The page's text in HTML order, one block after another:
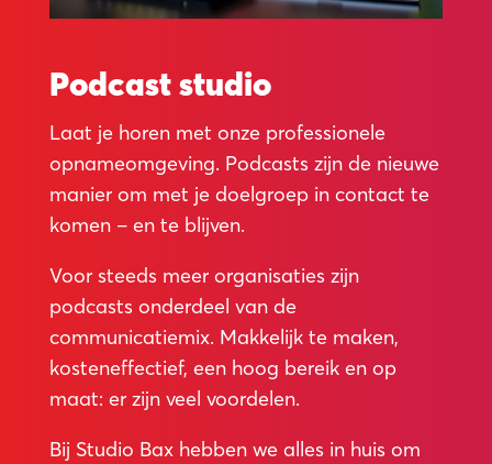
Podcast studio
Laat je horen met onze professionele
opnameomgeving. Podcasts zijn de nieuwe
manier om met je doelgroep in contact te
komen – en te blijven.
Voor steeds meer organisaties zijn
podcasts onderdeel van de
communicatiemix. Makkelijk te maken,
kosteneffectief, een hoog bereik en op
maat: er zijn veel voordelen.
Bij Studio Bax hebben we alles in huis om